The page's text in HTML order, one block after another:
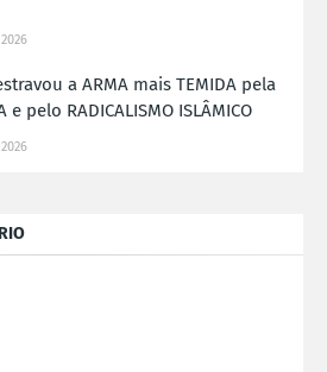
a ARMA mais TEMIDA pela
e pelo RADICALISMO ISLÂMICO